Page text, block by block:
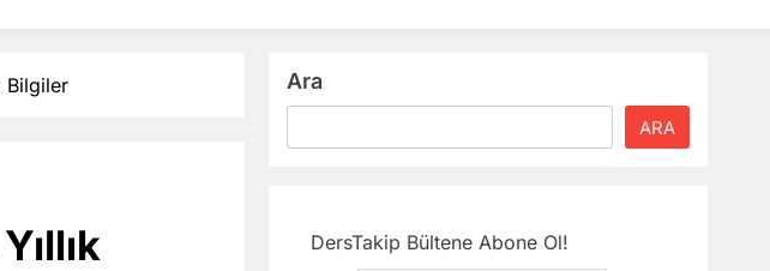
Egzersiz Olumsuz Düşünceyi Nasıl Azaltır?
Psikolojide Sistematik Duyarsızlaştırma Terapisi
Bilgiler Ara
ARA
DersTakip Bültene Abone Ol!